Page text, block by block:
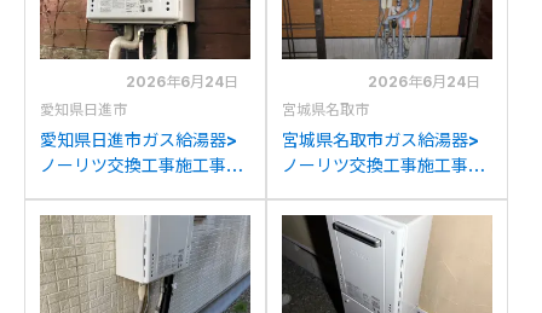
2026年6月24日
愛知県日進市
愛知県日進市ガス給湯器>
ノーリツ交換工事施工事
RUF2005AWからノーリ
ツGT-2070SAW BLへの
交換
2026年6月24日
宮城県名取市
宮城県名取市ガス給湯器>
ノーリツ交換工事施工事
2050AWXからノーリツ
GT-2070SAW BLへの交
換